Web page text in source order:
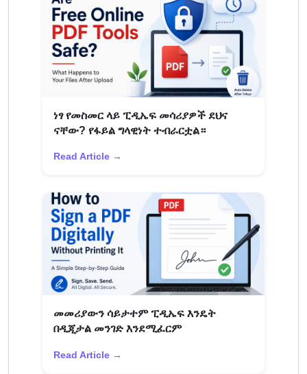
ነፃ የመስመር ላይ ፒዲኤፍ መሳሪያዎች ደህና
ናቸው? የፋይል ግላዊነት ተብራርቷል።
Read Article →
መመሪያውን ሳይታተም ፒዲኤፍ እንዴት
በዲጂታል መንገድ እንደሚፈርም
Read Article →